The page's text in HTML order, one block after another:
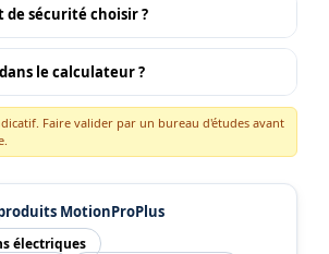
sécurité choisir ?
le calculateur ?
Faire valider par un bureau d'études avant
MotionProPlus
électriques